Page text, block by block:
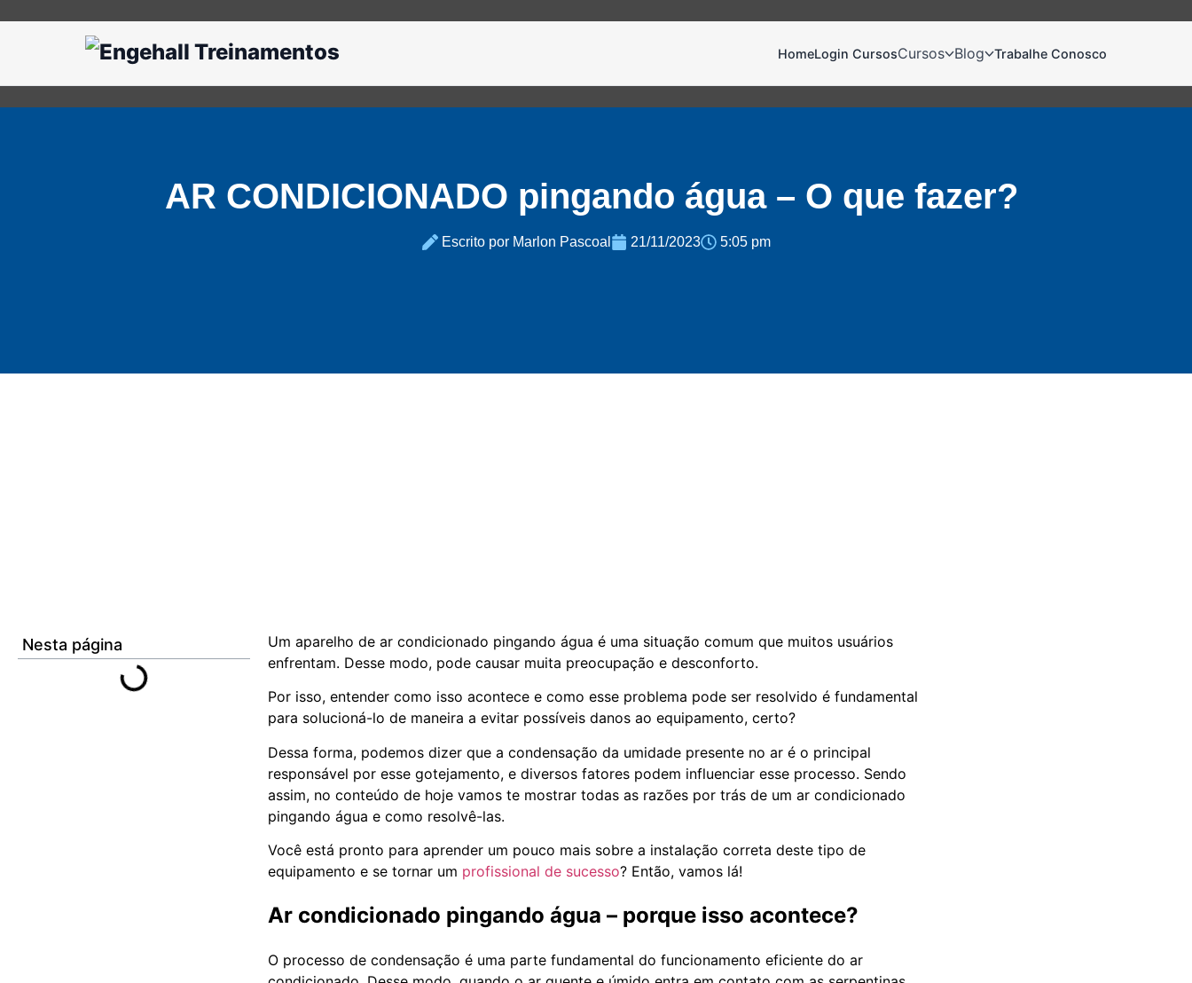
HomeLogin CursosCursos Blog Trabalhe Conosco
AR CONDICIONADO pingando água – O que fazer?
Escrito por Marlon Pascoal 21/11/2023 5:05 pm
Nesta página
Um aparelho de ar condicionado pingando água é uma situação comum que muitos usuários
enfrentam. Desse modo, pode causar muita preocupação e desconforto.
Por isso, entender como isso acontece e como esse problema pode ser resolvido é fundamental
para solucioná-lo de maneira a evitar possíveis danos ao equipamento, certo?
Dessa forma, podemos dizer que a condensação da umidade presente no ar é o principal
responsável por esse gotejamento, e diversos fatores podem influenciar esse processo. Sendo
assim, no conteúdo de hoje vamos te mostrar todas as razões por trás de um ar condicionado
pingando água e como resolvê-las.
Você está pronto para aprender um pouco mais sobre a instalação correta deste tipo de
equipamento e se tornar um profissional de sucesso? Então, vamos lá!
Ar condicionado pingando água – porque isso acontece?
O processo de condensação é uma parte fundamental do funcionamento eficiente do ar